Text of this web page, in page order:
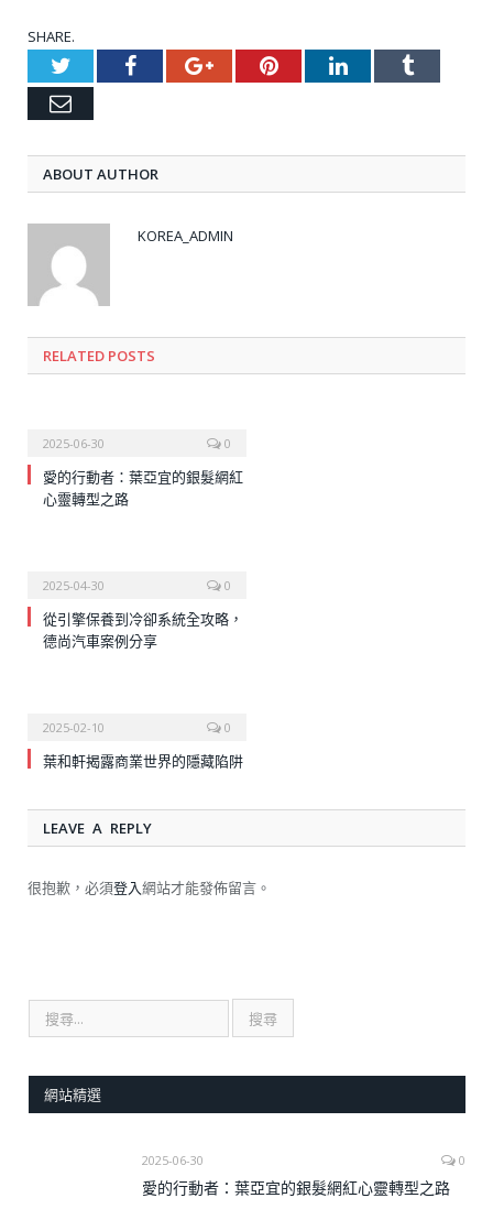
SHARE.
TwitterFacebookGoogle+PinterestLinkedInTumblr
Email
ABOUT AUTHOR
KOREA_ADMIN
RELATED POSTS
2025-06-30 0
愛的行動者：葉亞宜的銀髮網紅
心靈轉型之路
2025-04-30 0
從引擎保養到冷卻系統全攻略，
德尚汽車案例分享
2025-02-10 0
葉和軒揭露商業世界的隱藏陷阱
LEAVE A REPLY
很抱歉，必須登入網站才能發佈留言。
網站精選
2025-06-30 0
愛的行動者：葉亞宜的銀髮網紅心靈轉型之路